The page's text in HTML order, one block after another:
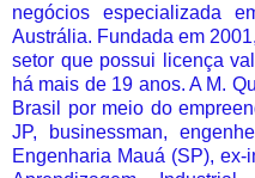
negócios especializada
Austrália. Fundada em
setor que possui licença
há mais de 19 anos. A M.
Brasil por meio do
JP, businessman,
Engenharia Mauá (SP),